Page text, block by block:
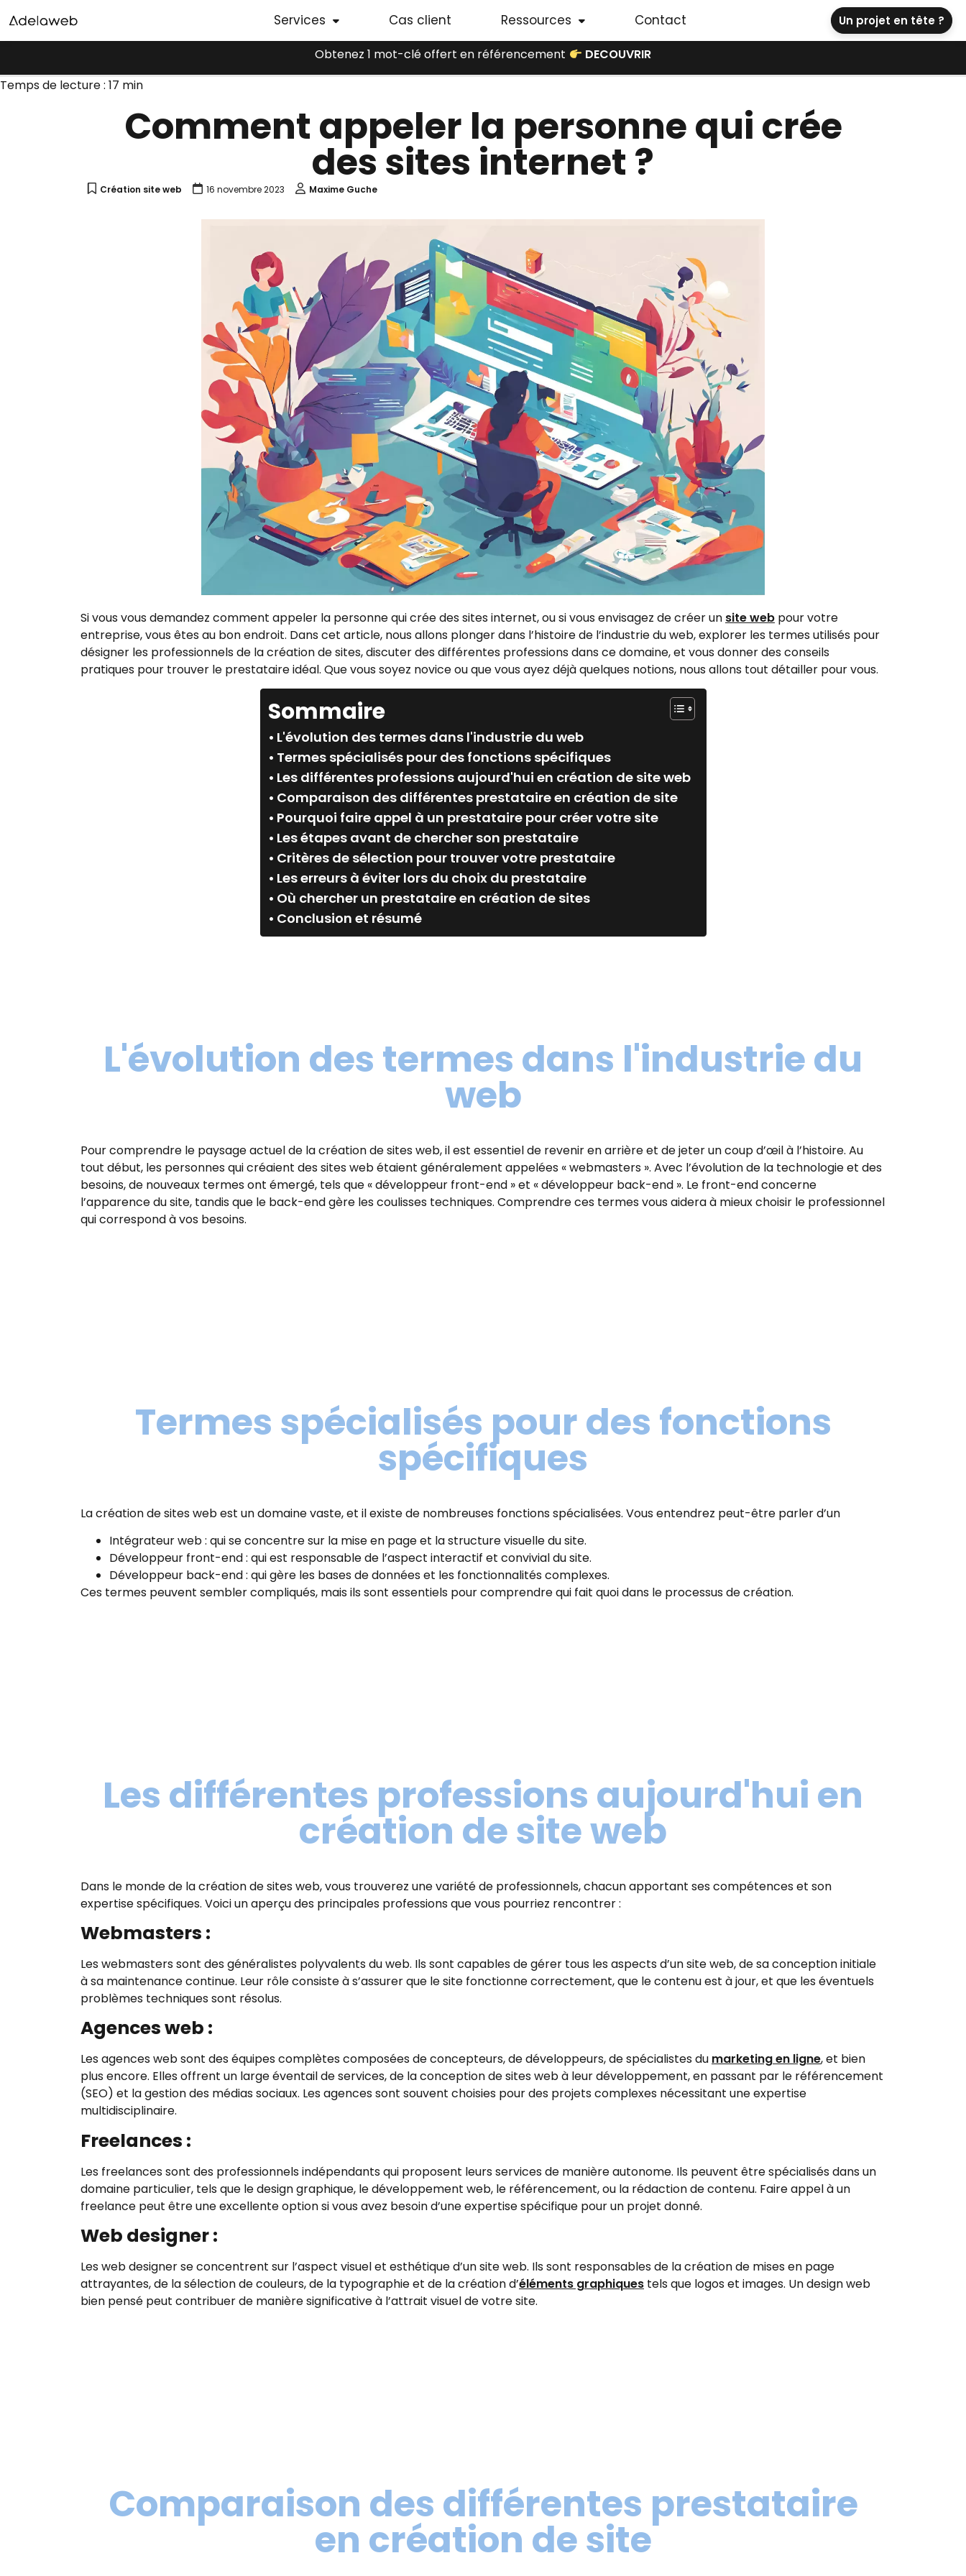
Services Cas client Ressources Contact Un projet en tête ?
Obtenez 1 mot-clé offert en référencement
DECOUVRIR
Temps de lecture : 17 min
Comment appeler la personne qui crée
des sites internet ?
Création site web 16 novembre 2023 Maxime Guche
Si vous vous demandez comment appeler la personne qui crée des sites internet, ou si vous envisagez de créer un site web pour votre
entreprise, vous êtes au bon endroit. Dans cet article, nous allons plonger dans l’histoire de l’industrie du web, explorer les termes utilisés pour
désigner les professionnels de la création de sites, discuter des différentes professions dans ce domaine, et vous donner des conseils
pratiques pour trouver le prestataire idéal. Que vous soyez novice ou que vous ayez déjà quelques notions, nous allons tout détailler pour vous.
Sommaire
L'évolution des termes dans l'industrie du web
Termes spécialisés pour des fonctions spécifiques
Les différentes professions aujourd'hui en création de site web
Comparaison des différentes prestataire en création de site
Pourquoi faire appel à un prestataire pour créer votre site
Les étapes avant de chercher son prestataire
Critères de sélection pour trouver votre prestataire
Les erreurs à éviter lors du choix du prestataire
Où chercher un prestataire en création de sites
Conclusion et résumé
L'évolution des termes dans l'industrie du
web
Pour comprendre le paysage actuel de la création de sites web, il est essentiel de revenir en arrière et de jeter un coup d’œil à l’histoire. Au
tout début, les personnes qui créaient des sites web étaient généralement appelées « webmasters ». Avec l’évolution de la technologie et des
besoins, de nouveaux termes ont émergé, tels que « développeur front-end » et « développeur back-end ». Le front-end concerne
l’apparence du site, tandis que le back-end gère les coulisses techniques. Comprendre ces termes vous aidera à mieux choisir le professionnel
qui correspond à vos besoins.
Termes spécialisés pour des fonctions
spécifiques
La création de sites web est un domaine vaste, et il existe de nombreuses fonctions spécialisées. Vous entendrez peut-être parler d’un
Intégrateur web : qui se concentre sur la mise en page et la structure visuelle du site.
Développeur front-end : qui est responsable de l’aspect interactif et convivial du site.
Développeur back-end : qui gère les bases de données et les fonctionnalités complexes.
Ces termes peuvent sembler compliqués, mais ils sont essentiels pour comprendre qui fait quoi dans le processus de création.
Les différentes professions aujourd'hui en
création de site web
Dans le monde de la création de sites web, vous trouverez une variété de professionnels, chacun apportant ses compétences et son
expertise spécifiques. Voici un aperçu des principales professions que vous pourriez rencontrer :
Webmasters :
Les webmasters sont des généralistes polyvalents du web. Ils sont capables de gérer tous les aspects d’un site web, de sa conception initiale
à sa maintenance continue. Leur rôle consiste à s’assurer que le site fonctionne correctement, que le contenu est à jour, et que les éventuels
problèmes techniques sont résolus.
Agences web :
Les agences web sont des équipes complètes composées de concepteurs, de développeurs, de spécialistes du marketing en ligne, et bien
plus encore. Elles offrent un large éventail de services, de la conception de sites web à leur développement, en passant par le référencement
(SEO) et la gestion des médias sociaux. Les agences sont souvent choisies pour des projets complexes nécessitant une expertise
multidisciplinaire.
Freelances :
Les freelances sont des professionnels indépendants qui proposent leurs services de manière autonome. Ils peuvent être spécialisés dans un
domaine particulier, tels que le design graphique, le développement web, le référencement, ou la rédaction de contenu. Faire appel à un
freelance peut être une excellente option si vous avez besoin d’une expertise spécifique pour un projet donné.
Web designer :
Les web designer se concentrent sur l’aspect visuel et esthétique d’un site web. Ils sont responsables de la création de mises en page
attrayantes, de la sélection de couleurs, de la typographie et de la création d’éléments graphiques tels que logos et images. Un design web
bien pensé peut contribuer de manière significative à l’attrait visuel de votre site.
Comparaison des différentes prestataire
en création de site